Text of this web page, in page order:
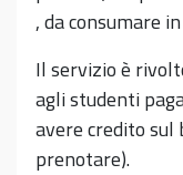
, da consumare
Il servizio è
agli studenti
avere credito
prenotare).